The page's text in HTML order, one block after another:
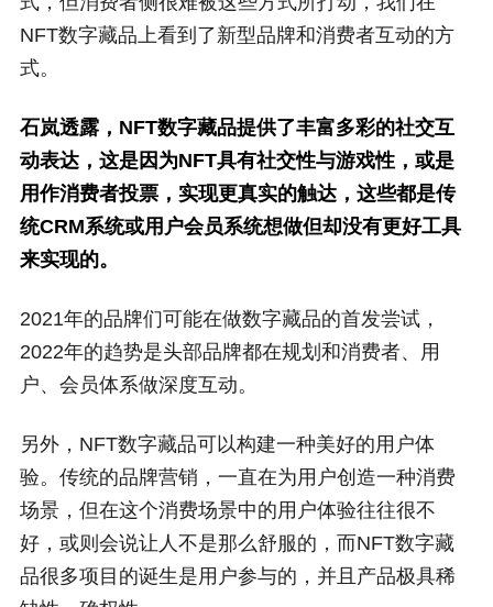
NFT数字藏品上看到了新型品牌和消费者互动的方
式。
石岚透露，NFT数字藏品提供了丰富多彩的社交互
动表达，这是因为NFT具有社交性与游戏性，或是
用作消费者投票，实现更真实的触达，这些都是传
统CRM系统或用户会员系统想做但却没有更好工具
来实现的。
2021年的品牌们可能在做数字藏品的首发尝试，
2022年的趋势是头部品牌都在规划和消费者、用
户、会员体系做深度互动。
另外，NFT数字藏品可以构建一种美好的用户体
验。传统的品牌营销，一直在为用户创造一种消费
场景，但在这个消费场景中的用户体验往往很不
好，或则会说让人不是那么舒服的，而NFT数字藏
品很多项目的诞生是用户参与的，并且产品极具稀